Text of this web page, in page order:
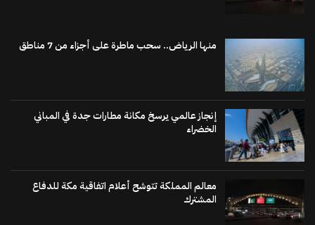
منها الرياض.. سحب ماطرة على أجزاء من 7 مناطق
إنجاز عالمي يرسخ مكانة مطارات جدة في المباني
الخضراء
معالم المملكة تتوشح أعلام اتفاقية مكة للدفاع
المشترك